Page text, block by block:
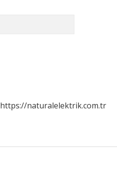
https://naturalelektrik.com.tr